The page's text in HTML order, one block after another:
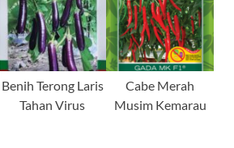
Benih Terong Laris
Tahan Virus
Cabe Merah
Musim Kemarau